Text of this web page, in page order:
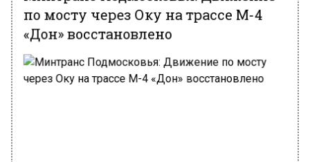
по мосту через Оку на трассе М-4
«Дон» восстановлено